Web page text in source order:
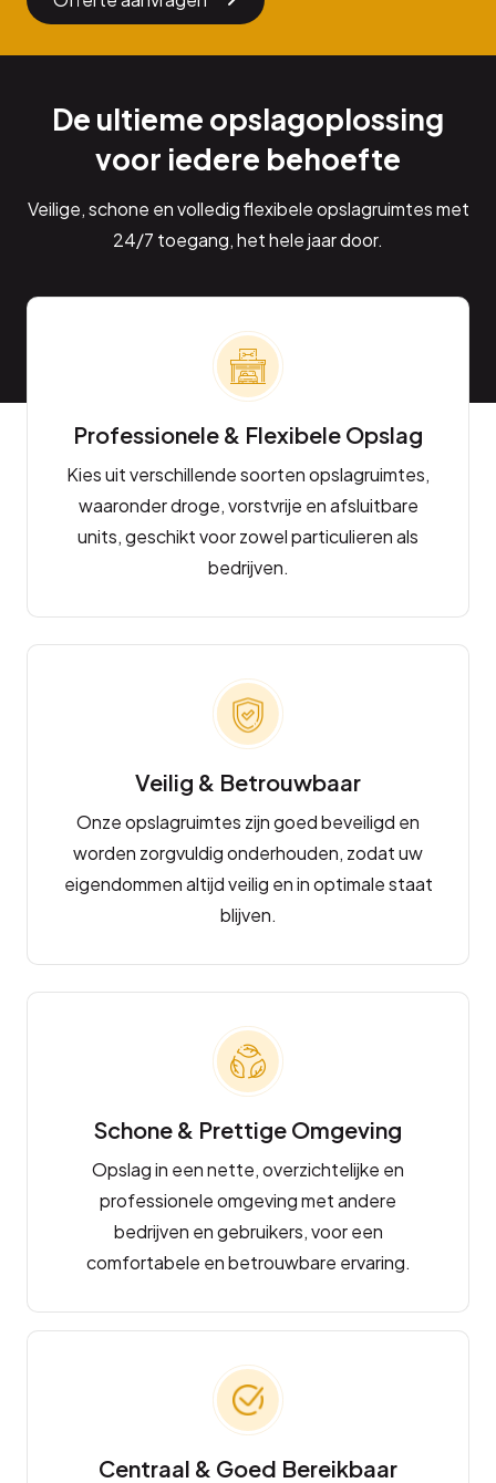
De ultieme opslagoplossing
voor iedere behoefte
Veilige, schone en volledig flexibele opslagruimtes met
24/7 toegang, het hele jaar door.
Professionele & Flexibele Opslag
Kies uit verschillende soorten opslagruimtes,
waaronder droge, vorstvrije en afsluitbare
units, geschikt voor zowel particulieren als
bedrijven.
Veilig & Betrouwbaar
Onze opslagruimtes zijn goed beveiligd en
worden zorgvuldig onderhouden, zodat uw
eigendommen altijd veilig en in optimale staat
blijven.
Schone & Prettige Omgeving
Opslag in een nette, overzichtelijke en
professionele omgeving met andere
bedrijven en gebruikers, voor een
comfortabele en betrouwbare ervaring.
Centraal & Goed Bereikbaar